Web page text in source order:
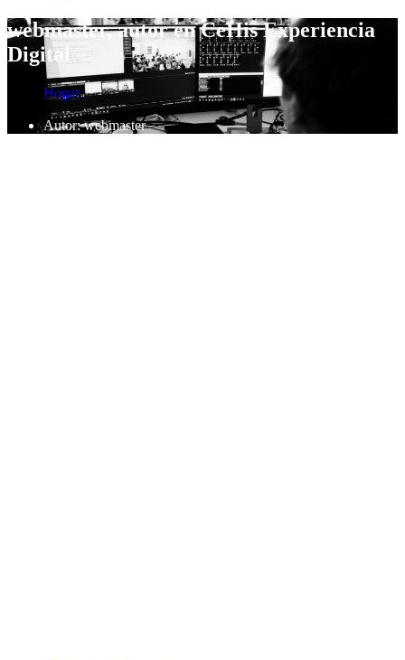
webmaster, autor en CeHis Experiencia
Digital
Hogar
Autor:webmaster